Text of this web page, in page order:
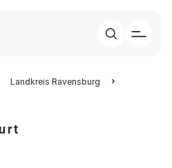
Landkreis Ravensburg